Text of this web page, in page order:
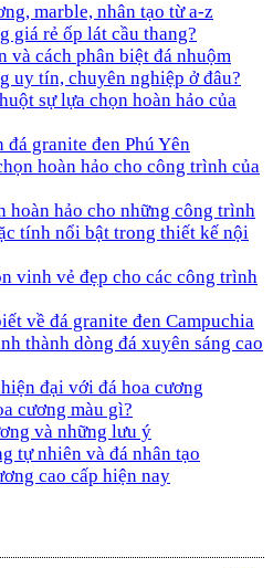
marble, nhân tạo từ a-z
giá rẻ ốp lát cầu thang?
và cách phân biệt đá nhuộm
uy tín, chuyên nghiệp ở đâu?
sự lựa chọn hoàn hảo của
granite đen Phú Yên
hoàn hảo cho công trình của
hoàn hảo cho những công trình
tính nổi bật trong thiết kế nội
vinh vẻ đẹp cho các công trình
về đá granite đen Campuchia
thành dòng đá xuyên sáng cao
đại với đá hoa cương
cương màu gì?
và những lưu ý
tự nhiên và đá nhân tạo
cao cấp hiện nay